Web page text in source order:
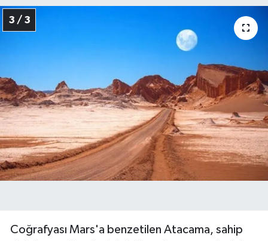
3 / 3
Coğrafyası Mars'a benzetilen Atacama, sahip